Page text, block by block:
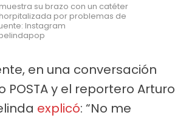
su brazo con un catéter
por problemas de
Instagram
en una conversación
POSTA y el reportero Arturo
explicó: “No me